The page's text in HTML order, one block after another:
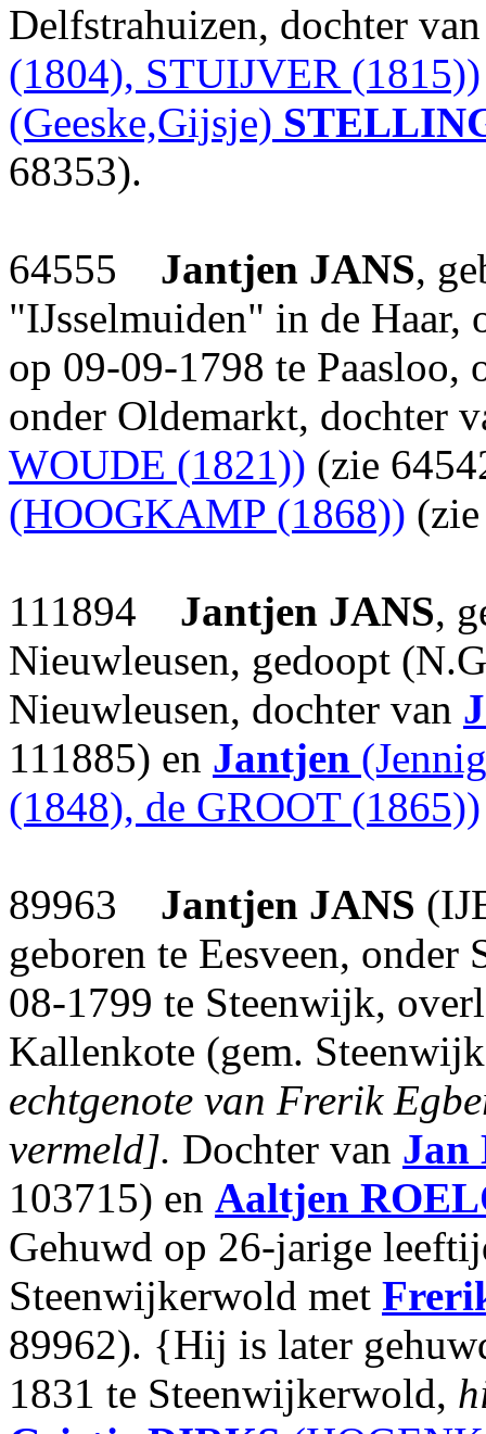
Delfstrahuizen, dochter
(1804), STUIJVER (1815))
(Geeske,Gijsje)
68353).
64555 Jantjen JANS,
"IJsselmuiden" in de Haar,
op 09-09-1798 te Paasloo,
onder Oldemarkt, dochter
WOUDE (1821)) (zie
(HOOGKAMP (1868))
111894 Jantjen JANS,
Nieuwleusen, gedoopt
Nieuwleusen, dochter van
111885) en Jantjen
(1848), de GROOT (1865))
89963 Jantjen JANS
geboren te Eesveen,
08-1799 te Steenwijk,
Kallenkote (gem.
echtgenote van Frerik
vermeld]. Dochter van Jan
103715) en Aaltjen
Gehuwd op 26-jarige
Steenwijkerwold met
89962). {Hij is later
1831 te Steenwijkerwold,